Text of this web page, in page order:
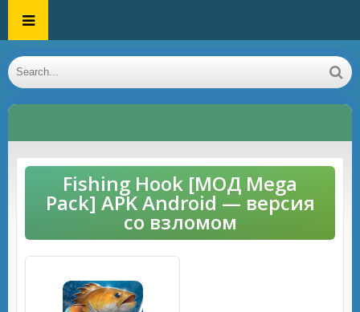
Fishing Hook [МОД Mega
Pack] APK Android — версия
со взломом